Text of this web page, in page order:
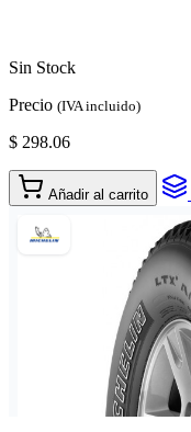
Sin Stock
Precio (IVA incluido)
$ 298.06
Añadir al carrito